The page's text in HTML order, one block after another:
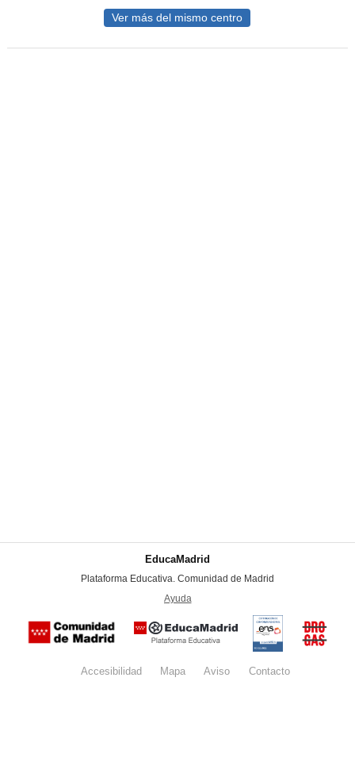
Ver más del mismo centro
EducaMadrid
Plataforma Educativa. Comunidad de Madrid
Ayuda
Certificación
conformidad
con el
Nacional de
Seguridad
del
Accesibilidad Mapa Aviso legalContacto